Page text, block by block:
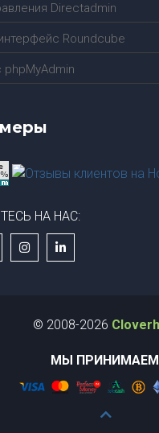
Directadmin
Roundcube
НА НАС:
© 2008-2026
МЫ